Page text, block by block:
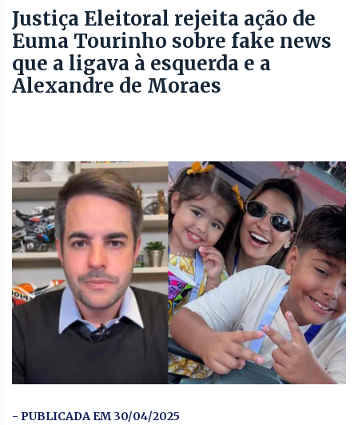
Justiça Eleitoral rejeita ação de
Euma Tourinho sobre fake news
que a ligava à esquerda e a
Alexandre de Moraes
- PUBLICADA EM 30/04/2025